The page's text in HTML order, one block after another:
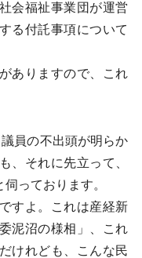
会福祉事業団が運営
る付託事項について
ありますので、これ
員の不出頭が明らか
、それに先立って、
っております。
すよ。これは産経新
泥沼の様相」、これ
けれども、こんな民